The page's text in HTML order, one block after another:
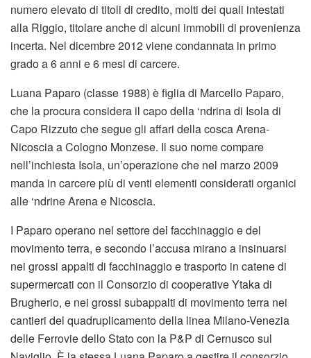
numero elevato di titoli di credito, molti dei quali intestati
alla Riggio, titolare anche di alcuni immobili di provenienza
incerta. Nel dicembre 2012 viene condannata in primo
grado a 6 anni e 6 mesi di carcere.
Luana Paparo (classe 1988) è figlia di Marcello Paparo,
che la procura considera il capo della ‘ndrina di Isola di
Capo Rizzuto che segue gli affari della cosca Arena-
Nicoscia a Cologno Monzese. Il suo nome compare
nell’inchiesta Isola, un’operazione che nel marzo 2009
manda in carcere più di venti elementi considerati organici
alle ‘ndrine Arena e Nicoscia.
I Paparo operano nel settore del facchinaggio e del
movimento terra, e secondo l’accusa mirano a insinuarsi
nei grossi appalti di facchinaggio e trasporto in catene di
supermercati con il Consorzio di cooperative Ytaka di
Brugherio, e nei grossi subappalti di movimento terra nei
cantieri del quadruplicamento della linea Milano-Venezia
delle Ferrovie dello Stato con la P&P di Cernusco sul